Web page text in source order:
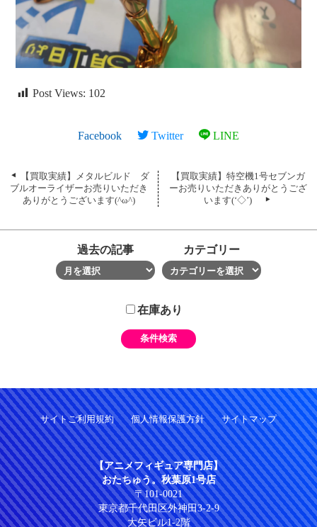
Post Views: 102
Facebook Twitter LINE
【買取実績】メタルビルド ダ
ブルオーライザーお売りいただき
ありがとうございます(^ω^)
【買取実績】特空機1号セブンガ
ーお売りいただきありがとうござ
います(‘◇’)ゞ
過去の記事 カテゴリー
在庫あり
サイトご利用規約 個人情報保護方針 サイトマップ
【アニメフィギュア専門店】
おたちゅう。秋葉原1号店
〒101-0021
東京都千代田区外神田3-2-9
大矢ビル1-2階